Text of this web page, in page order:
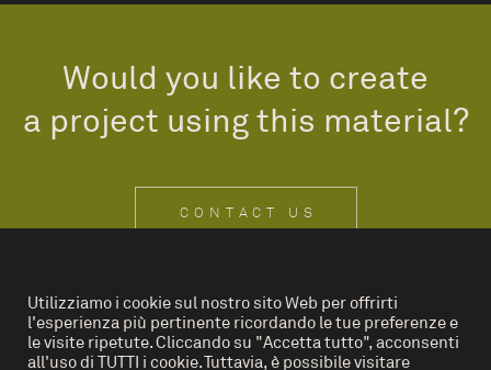
Would you like to create
a project using this material?
CONTACT US
IT EN
Utilizziamo i cookie sul nostro sito Web per offrirti
l'esperienza più pertinente ricordando le tue preferenze e
le visite ripetute. Cliccando su "Accetta tutto", acconsenti
all'uso di TUTTI i cookie. Tuttavia, è possibile visitare